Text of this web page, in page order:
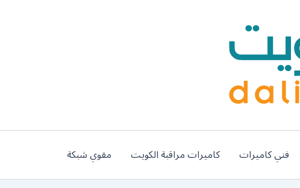
فني كاميرات كاميرات مراقبة الكويت مقوي شبكة